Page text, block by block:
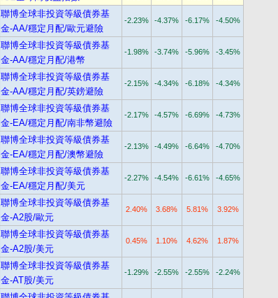
聯博全球非投資等級債券基
金-AA/穩定月配/歐元避險
-2.23% -4.37% -6.17% -4.50%
聯博全球非投資等級債券基
金-AA/穩定月配/港幣
-1.98% -3.74% -5.96% -3.45%
聯博全球非投資等級債券基
金-AA/穩定月配/英鎊避險
-2.15% -4.34% -6.18% -4.34%
聯博全球非投資等級債券基
金-EA/穩定月配/南非幣避險
-2.17% -4.57% -6.69% -4.73%
聯博全球非投資等級債券基
金-EA/穩定月配/澳幣避險
-2.13% -4.49% -6.64% -4.70%
聯博全球非投資等級債券基
金-EA/穩定月配/美元
-2.27% -4.54% -6.61% -4.65%
聯博全球非投資等級債券基
金-A2股/歐元
2.40% 3.68% 5.81% 3.92%
聯博全球非投資等級債券基
金-A2股/美元
0.45% 1.10% 4.62% 1.87%
聯博全球非投資等級債券基
金-AT股/美元
-1.29% -2.55% -2.55% -2.24%